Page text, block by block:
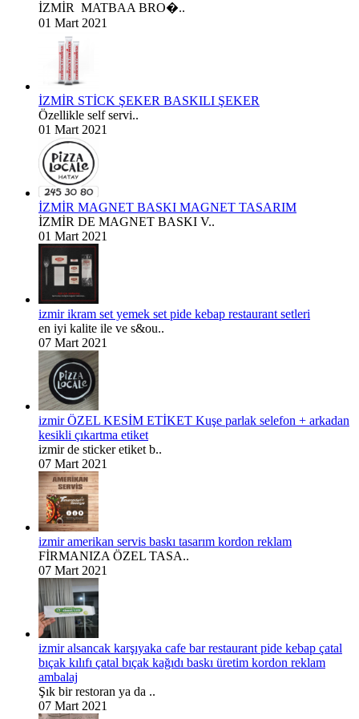
İZMİR MATBAA BRO�..
01 Mart 2021
İZMİR STİCK ŞEKER BASKILI ŞEKER
Özellikle self servi..
01 Mart 2021
İZMİR MAGNET BASKI MAGNET TASARIM
İZMİR DE MAGNET BASKI V..
01 Mart 2021
izmir ikram set yemek set pide kebap restaurant setleri
en iyi kalite ile ve s&ou..
07 Mart 2021
izmir ÖZEL KESİM ETİKET Kuşe parlak selefon + arkadan
kesikli çıkartma etiket
izmir de sticker etiket b..
07 Mart 2021
izmir amerikan servis baskı tasarım kordon reklam
FİRMANIZA ÖZEL TASA..
07 Mart 2021
izmir alsancak karşıyaka cafe bar restaurant pide kebap çatal
bıçak kılıfı çatal bıçak kağıdı baskı üretim kordon reklam
ambalaj
Şık bir restoran ya da ..
07 Mart 2021